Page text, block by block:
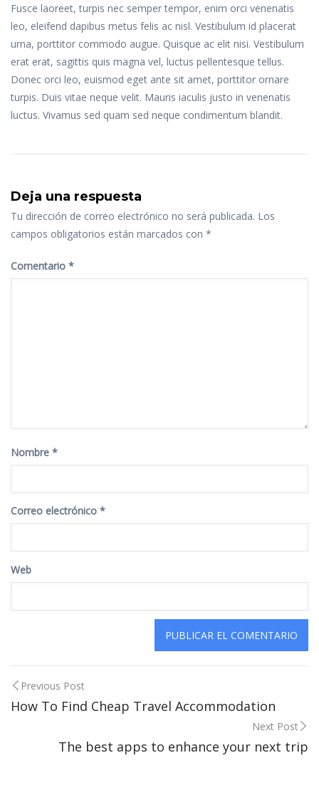
Fusce laoreet, turpis nec semper tempor, enim orci venenatis
leo, eleifend dapibus metus felis ac nisl. Vestibulum id placerat
urna, porttitor commodo augue. Quisque ac elit nisi. Vestibulum
erat erat, sagittis quis magna vel, luctus pellentesque tellus.
Donec orci leo, euismod eget ante sit amet, porttitor ornare
turpis. Duis vitae neque velit. Mauris iaculis justo in venenatis
luctus. Vivamus sed quam sed neque condimentum blandit.
Deja una respuesta
Tu dirección de correo electrónico no será publicada. Los
campos obligatorios están marcados con *
Comentario *
Nombre *
Correo electrónico *
Web
Post
navigation
Previous Post
How To Find Cheap Travel Accommodation
Next Post
The best apps to enhance your next trip